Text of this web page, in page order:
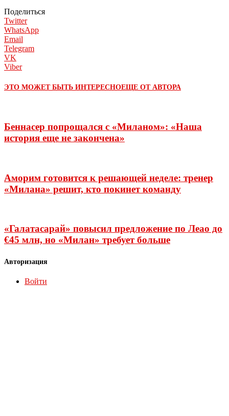
Поделиться
Twitter
WhatsApp
Email
Telegram
VK
Viber
ЭТО МОЖЕТ БЫТЬ ИНТЕРЕСНОЕЩЕ ОТ АВТОРА
Беннасер попрощался с «Миланом»: «Наша
история еще не закончена»
Аморим готовится к решающей неделе: тренер
«Милана» решит, кто покинет команду
«Галатасарай» повысил предложение по Леао до
€45 млн, но «Милан» требует больше
Авторизация
Войти